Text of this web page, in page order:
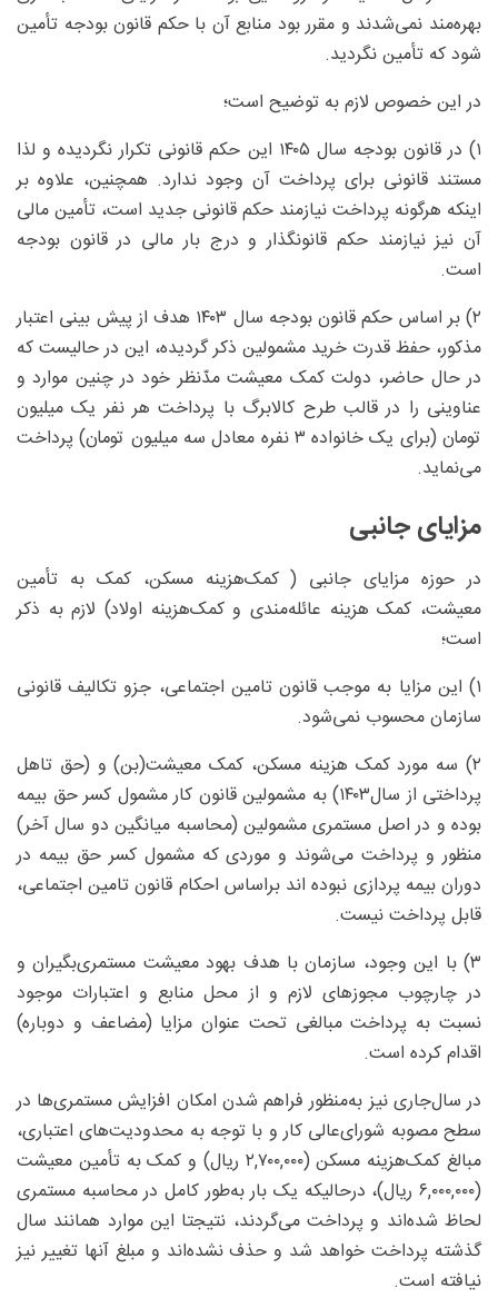
بهره‌مند نمی‌شدند و مقرر بود منابع آن با حکم قانون بودجه تأمین
شود که تأمین نگردید.
در این خصوص لازم به توضیح است؛
۱) در قانون بودجه سال ۱۴۰۵ این حکم قانونی تکرار نگردیده و لذا
مستند قانونی برای پرداخت آن وجود ندارد. همچنین، علاوه بر
اینکه هرگونه پرداخت نیازمند حکم قانونی جدید است، تأمین مالی
آن نیز نیازمند حکم قانونگذار و درج بار مالی در قانون بودجه
است.
۲) بر اساس حکم قانون بودجه سال ۱۴۰۳ هدف از پیش بینی اعتبار
مذکور، حفظ قدرت خرید مشمولین ذکر گردیده، این در حالیست که
در حال حاضر، دولت کمک معیشت مدّنظر خود در چنین موارد و
عناوینی را در قالب طرح کالابرگ با پرداخت هر نفر یک میلیون
تومان (برای یک خانواده ۳ نفره معادل سه میلیون تومان) پرداخت
می‌نماید.
مزایای جانبی
در حوزه مزایای جانبی ( کمک‌هزینه مسکن، کمک به تأمین
معیشت، کمک هزینه عائله‌مندی و کمک‌هزینه اولاد) لازم به ذکر
است؛
۱) این مزایا به موجب قانون تامین اجتماعی، جزو تکالیف قانونی
سازمان محسوب نمی‌شود.
۲) سه مورد کمک هزینه مسکن، کمک معیشت(بن) و (حق تاهل
پرداختی از سال۱۴۰۳) به مشمولین قانون کار مشمول کسر حق بیمه
بوده و در اصل مستمری مشمولین (محاسبه میانگین دو سال آخر)
منظور و پرداخت می‌شوند و موردی که مشمول کسر حق بیمه در
دوران بیمه پردازی نبوده اند براساس احکام قانون تامین اجتماعی،
قابل پرداخت نیست.
۳) با این وجود، سازمان با هدف بهود معیشت مستمری‌بگیران و
در چارچوب مجوزهای لازم و از محل منابع و اعتبارات موجود
نسبت به پرداخت مبالغی تحت عنوان مزایا (مضاعف و دوباره)
اقدام کرده است.
در سال‌جاری نیز به‌منظور فراهم شدن امکان افزایش مستمری‌ها در
سطح مصوبه شورای‌عالی کار و با توجه به محدودیت‌های اعتباری،
مبالغ کمک‌هزینه مسکن (۲,۷۰۰,۰۰۰ ریال) و کمک به تأمین معیشت
(۶,۰۰۰,۰۰۰ ریال)، درحالیکه یک بار به‌طور کامل در محاسبه مستمری
لحاظ شده‌اند و پرداخت می‌گردند، نتیجتا این موارد همانند سال
گذشته پرداخت خواهد شد و حذف نشده‌اند و مبلغ آنها تغییر نیز
نیافته است.